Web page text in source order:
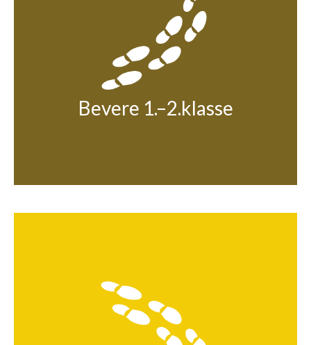
Bevere 1.–2.klasse